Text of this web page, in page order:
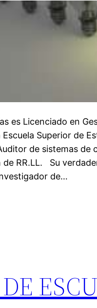
es Licenciado en
Superior de
de sistemas de
de RR.LL. Su
de…